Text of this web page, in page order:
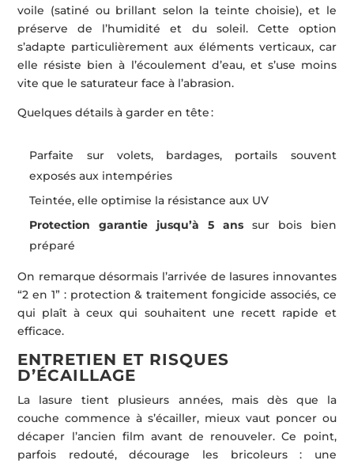
voile (satiné ou brillant selon la teinte choisie), et le
préserve de l’humidité et du soleil. Cette option
s’adapte particulièrement aux éléments verticaux, car
elle résiste bien à l’écoulement d’eau, et s’use moins
vite que le saturateur face à l’abrasion.
Quelques détails à garder en tête :
Parfaite sur volets, bardages, portails souvent
exposés aux intempéries
Teintée, elle optimise la résistance aux UV
Protection garantie jusqu’à 5 anssur bois bien
préparé
On remarque désormais l’arrivée de lasures innovantes
“2 en 1” : protection & traitement fongicide associés, ce
qui plaît à ceux qui souhaitent une recett rapide et
efficace.
ENTRETIEN ET RISQUES
D’ÉCAILLAGE
La lasure tient plusieurs années, mais dès que la
couche commence à s’écailler, mieux vaut poncer ou
décaper l’ancien film avant de renouveler. Ce point,
parfois redouté, décourage les bricoleurs : une